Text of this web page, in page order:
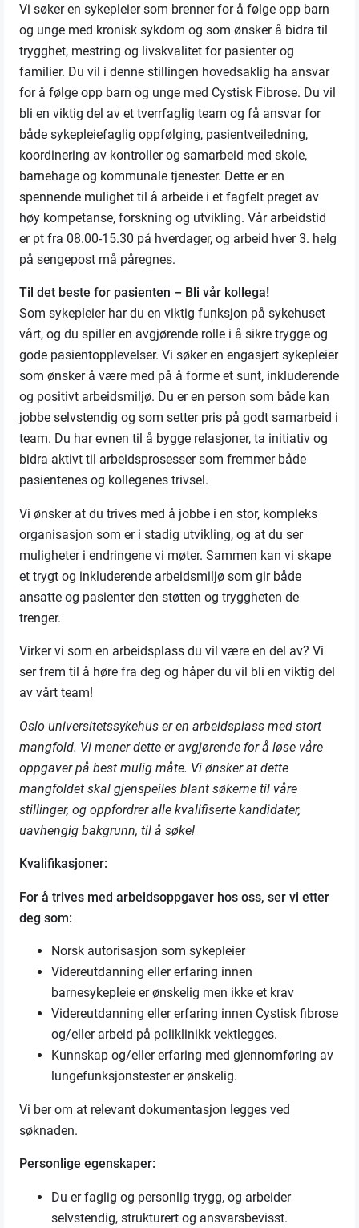
Vi søker en sykepleier som brenner for å følge opp barn
og unge med kronisk sykdom og som ønsker å bidra til
trygghet, mestring og livskvalitet for pasienter og
familier. Du vil i denne stillingen hovedsaklig ha ansvar
for å følge opp barn og unge med Cystisk Fibrose. Du vil
bli en viktig del av et tverrfaglig team og få ansvar for
både sykepleiefaglig oppfølging, pasientveiledning,
koordinering av kontroller og samarbeid med skole,
barnehage og kommunale tjenester. Dette er en
spennende mulighet til å arbeide i et fagfelt preget av
høy kompetanse, forskning og utvikling. Vår arbeidstid
er pt fra 08.00-15.30 på hverdager, og arbeid hver 3. helg
på sengepost må påregnes.
Til det beste for pasienten – Bli vår kollega!
Som sykepleier har du en viktig funksjon på sykehuset
vårt, og du spiller en avgjørende rolle i å sikre trygge og
gode pasientopplevelser. Vi søker en engasjert sykepleier
som ønsker å være med på å forme et sunt, inkluderende
og positivt arbeidsmiljø. Du er en person som både kan
jobbe selvstendig og som setter pris på godt samarbeid i
team. Du har evnen til å bygge relasjoner, ta initiativ og
bidra aktivt til arbeidsprosesser som fremmer både
pasientenes og kollegenes trivsel.
Vi ønsker at du trives med å jobbe i en stor, kompleks
organisasjon som er i stadig utvikling, og at du ser
muligheter i endringene vi møter. Sammen kan vi skape
et trygt og inkluderende arbeidsmiljø som gir både
ansatte og pasienter den støtten og tryggheten de
trenger.
Virker vi som en arbeidsplass du vil være en del av? Vi
ser frem til å høre fra deg og håper du vil bli en viktig del
av vårt team!
Oslo universitetssykehus er en arbeidsplass med stort
mangfold. Vi mener dette er avgjørende for å løse våre
oppgaver på best mulig måte. Vi ønsker at dette
mangfoldet skal gjenspeiles blant søkerne til våre
stillinger, og oppfordrer alle kvalifiserte kandidater,
uavhengig bakgrunn, til å søke!
Kvalifikasjoner:
For å trives med arbeidsoppgaver hos oss, ser vi etter
deg som:
Norsk autorisasjon som sykepleier
Videreutdanning eller erfaring innen
barnesykepleie er ønskelig men ikke et krav
Videreutdanning eller erfaring innen Cystisk fibrose
og/eller arbeid på poliklinikk vektlegges.
Kunnskap og/eller erfaring med gjennomføring av
lungefunksjonstester er ønskelig.
Vi ber om at relevant dokumentasjon legges ved
søknaden.
Personlige egenskaper:
Du er faglig og personlig trygg, og arbeider
selvstendig, strukturert og ansvarsbevisst.